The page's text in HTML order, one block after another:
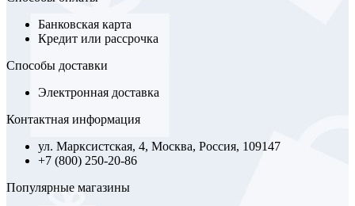
Банковская карта
Кредит или рассрочка
Способы доставки
Электронная доставка
Контактная информация
ул. Марксистская, 4, Москва, Россия, 109147
+7 (800) 250-20-86
Популярные магазины